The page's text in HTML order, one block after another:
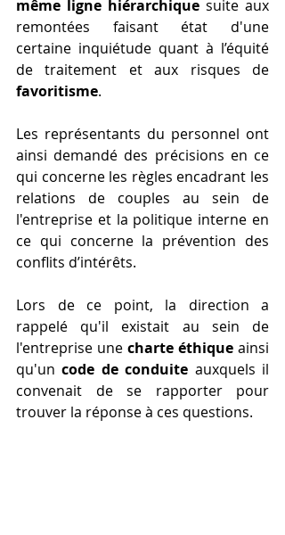
même ligne hiérarchique suite aux
remontées faisant état d'une
certaine inquiétude quant à l’équité
favoritisme.
Les représentants du personnel ont
ainsi demandé des précisions en ce
qui concerne les règles encadrant les
relations de couples au sein de
l'entreprise et la politique interne en
ce qui concerne la prévention des
conflits d’intérêts.
Lors de ce point, la direction a
rappelé qu'il existait au sein de
l'entreprise une charte éthique ainsi
qu'un code de conduite auxquels il
convenait de se rapporter pour
trouver la réponse à ces questions.